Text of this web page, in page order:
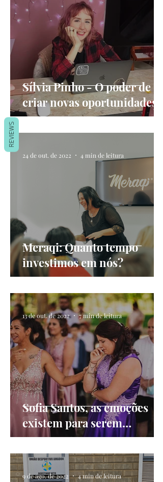
Sílvia Pinho - O poder de
criar novas oportunidades
Meraqi: Quanto tempo
investimos em nós?
24 de out. de 2022 4 min de leitura
Sofia Santos, as emoções
existem para serem
sentidas
13 de out. de 2022 7 min de leitura
9 de ago. de 2022 4 min de leitura
REVIEWS